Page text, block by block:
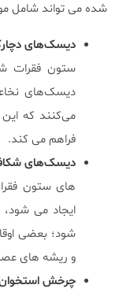
شده می تواند شامل
دیسک‌های
دیسک‌های
می‌کنند که این
فراهم می کند.
دیسک‌های
های ستون
ایجاد می
شود؛ بعضی
و ریشه های
چرخش